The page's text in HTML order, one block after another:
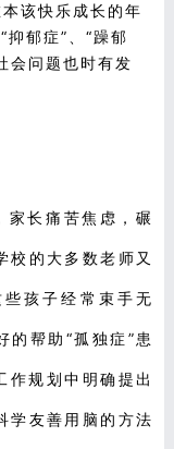
该快乐成长的年
抑郁症”、“躁郁
会问题也时有发
家长痛苦焦虑，碾
校的大多数老师又
孩子经常束手无
的帮助“孤独症”患
作规划中明确提出
学友善用脑的方法